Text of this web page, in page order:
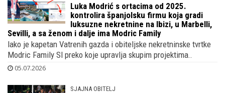
Luka Modrić s ortacima od 2025.
kontrolira španjolsku firmu koja gradi
luksuzne nekretnine na Ibizi, u Marbelli,
Sevilli, a sa ženom i dalje ima Modric Family
Iako je kapetan Vatrenih gazda i obiteljske nekretninske tvrtke
Modric Family Sl preko koje upravlja skupim projektima..
05.07.2026
SJAJNA OBITELJ